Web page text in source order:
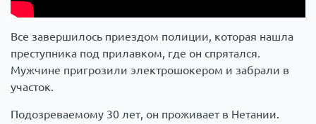
Все завершилось приездом полиции, которая нашла
преступника под прилавком, где он спрятался.
Мужчине пригрозили электрошокером и забрали в
участок.
Подозреваемому 30 лет, он проживает в Нетании.